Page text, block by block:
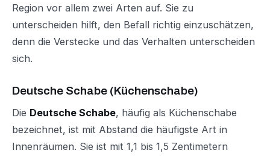
Region vor allem zwei Arten auf. Sie zu
unterscheiden hilft, den Befall richtig einzuschätzen,
denn die Verstecke und das Verhalten unterscheiden
sich.
Deutsche Schabe (Küchenschabe)
Die Deutsche Schabe, häufig als Küchenschabe
bezeichnet, ist mit Abstand die häufigste Art in
Innenräumen. Sie ist mit 1,1 bis 1,5 Zentimetern